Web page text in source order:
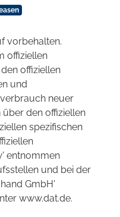
vorbehalten.
offiziellen
offiziellen
und
neuer
über den offiziellen
spezifischen
entnommen
und bei der
GmbH'
www.dat.de.